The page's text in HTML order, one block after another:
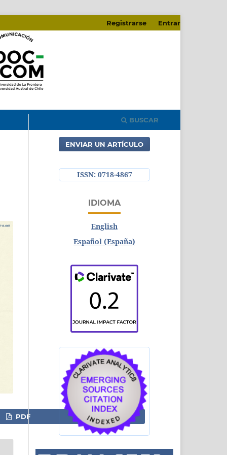
BUSCAR
Registrarse Entrar
PDF
ENVIAR UN ARTÍCULO
ISSN: 0718-4867
IDIOMA
English
Español (España)